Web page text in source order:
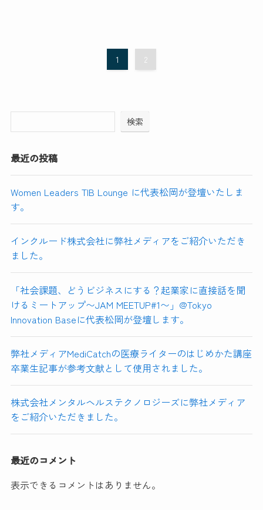
1 2
検索
最近の投稿
Women Leaders TIB Lounge に代表松岡が登壇いたしま
す。
インクルード株式会社に弊社メディアをご紹介いただき
ました。
「社会課題、どうビジネスにする？起業家に直接話を聞
けるミートアップ〜JAM MEETUP#1〜」@Tokyo
Innovation Baseに代表松岡が登壇します。
弊社メディアMediCatchの医療ライターのはじめかた講座
卒業生記事が参考文献として使用されました。
株式会社メンタルヘルステクノロジーズに弊社メディア
をご紹介いただきました。
最近のコメント
表示できるコメントはありません。